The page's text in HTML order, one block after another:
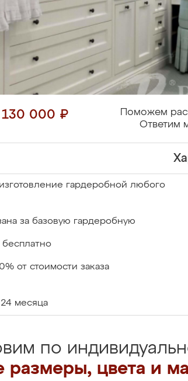
130 000 ₽
Поможем
Ответим
изготовление гардеробной любого
за базовую гардеробную
бесплатно
от стоимости заказа
24 месяца
по
цвета и